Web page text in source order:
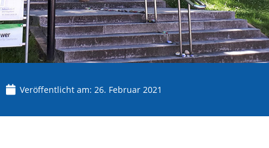
Veröffentlicht am: 26. Februar 2021